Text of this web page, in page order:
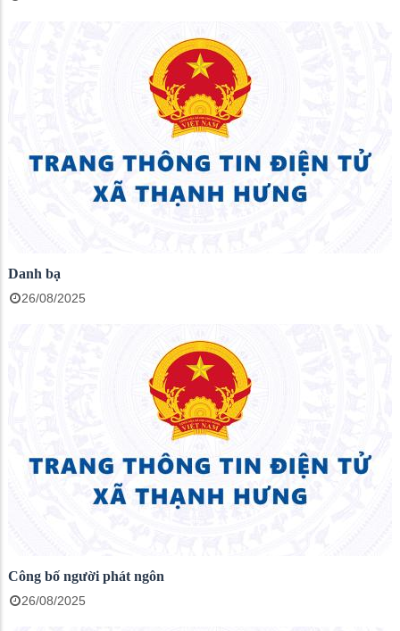
Danh bạ
26/08/2025
Công bố người phát ngôn
26/08/2025